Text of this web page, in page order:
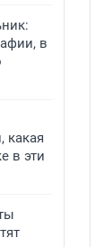
в
какая
в эти